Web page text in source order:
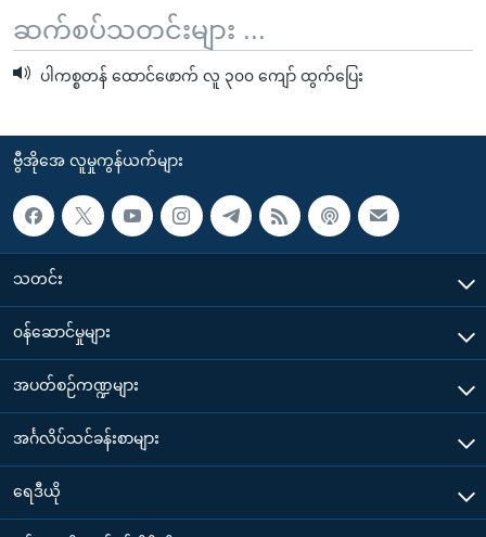
ဆက်စပ်သတင်းများ ...
ပါကစ္စတန် ထောင်ဖောက် လူ ၃၀၀ ကျော် ထွက်ပြေး
ဗွီအိုအေ လူမှုကွန်ယက်များ
သတင်း
၀န်ဆောင်မှုများ
အပတ်စဉ်ကဏ္ဍများ
အင်္ဂလိပ်သင်ခန်းစာများ
ရေဒီယို